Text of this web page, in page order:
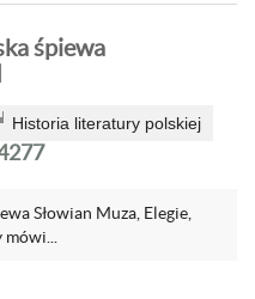
śpiewa
Historia literatury polskiej
Słowian Muza, Elegie,